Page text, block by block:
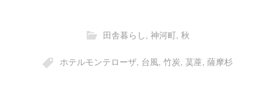
田舎暮らし, 神河町, 秋
ホテルモンテローザ, 台風, 竹炭, 茣蓙, 薩摩杉